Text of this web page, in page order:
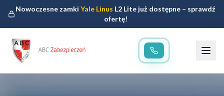
Nowoczesne zamkiYale Linus L2 Lite już dostępne – sprawdź
ofertę!